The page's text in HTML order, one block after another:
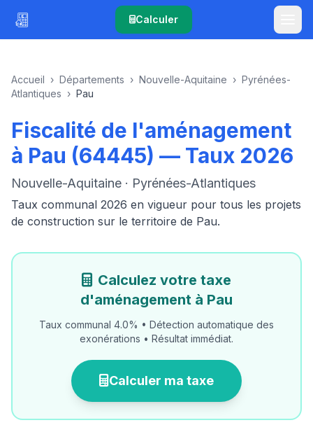
Calculer
Accueil › Départements › Nouvelle-Aquitaine › Pyrénées-
Atlantiques › Pau
Fiscalité de l'aménagement
à Pau (64445) — Taux 2026
Nouvelle-Aquitaine · Pyrénées-Atlantiques
Taux communal 2026 en vigueur pour tous les projets
de construction sur le territoire de Pau.
Calculez votre taxe
d'aménagement à Pau
Taux communal 4.0% • Détection automatique des
exonérations • Résultat immédiat.
Calculer ma taxe